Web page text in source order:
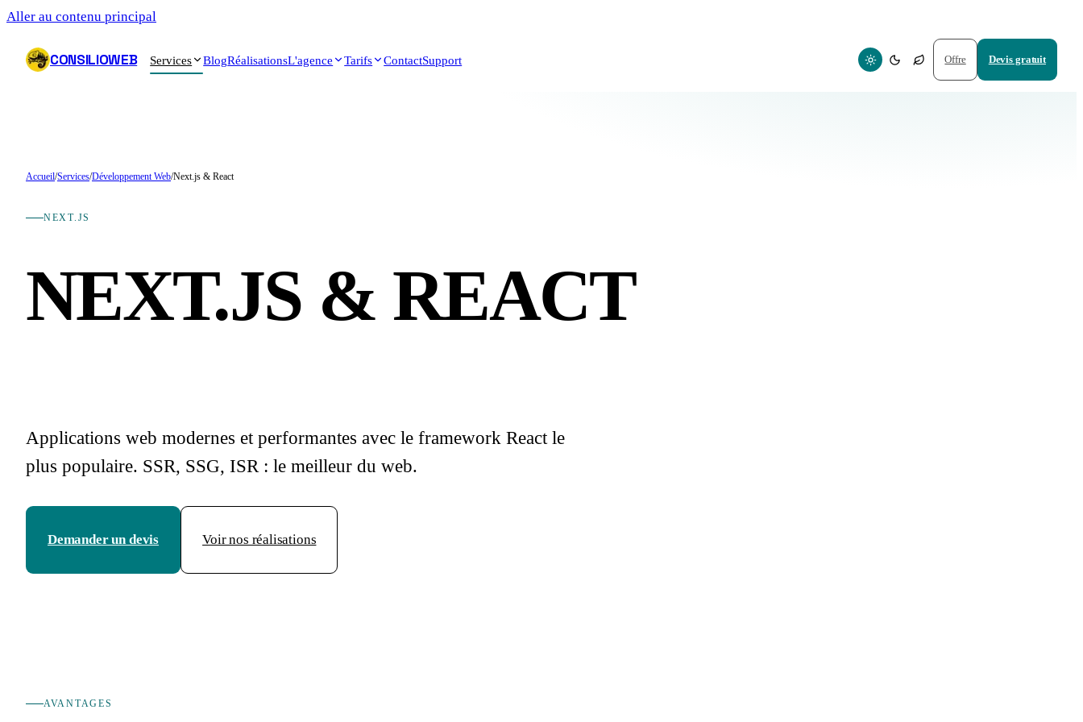
Aller au contenu principal
CONSILIOWEB Services BlogRéalisationsL'agence Tarifs ContactSupport Offre Devis gratuit
Accueil/Services/Développement Web/Next.js & React
NEXT.JS
NEXT.JS & REACT
Applications web modernes et performantes avec le framework React le
plus populaire. SSR, SSG, ISR : le meilleur du web.
Demander un devis Voir nos réalisations
AVANTAGES